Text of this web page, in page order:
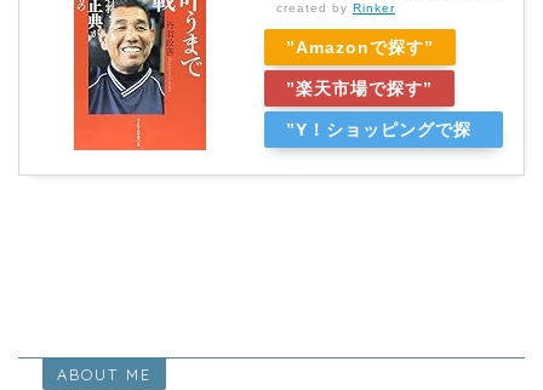
created by Rinker
”Amazonで探す”
”楽天市場で探す”
”Y！ショッピングで探
ABOUT ME